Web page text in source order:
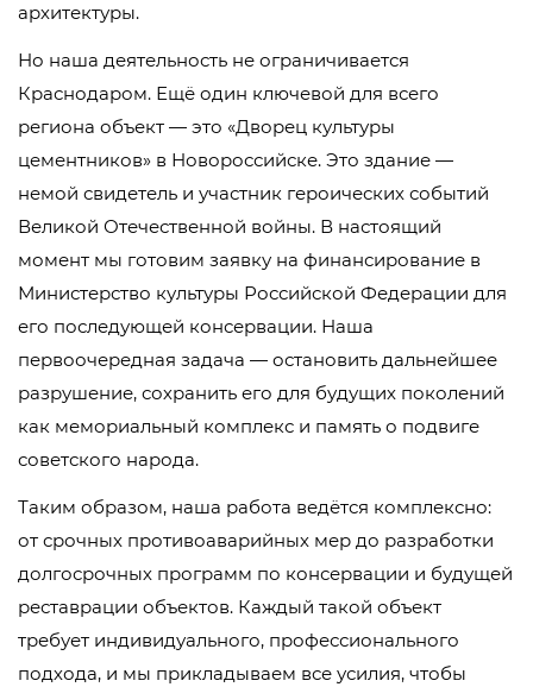
архитектуры.
Но наша деятельность не ограничивается
Краснодаром. Ещё один ключевой для всего
региона объект — это «Дворец культуры
цементников» в Новороссийске. Это здание —
немой свидетель и участник героических событий
Великой Отечественной войны. В настоящий
момент мы готовим заявку на финансирование в
Министерство культуры Российской Федерации для
его последующей консервации. Наша
первоочередная задача — остановить дальнейшее
разрушение, сохранить его для будущих поколений
как мемориальный комплекс и память о подвиге
советского народа.
Таким образом, наша работа ведётся комплексно:
от срочных противоаварийных мер до разработки
долгосрочных программ по консервации и будущей
реставрации объектов. Каждый такой объект
требует индивидуального, профессионального
подхода, и мы прикладываем все усилия, чтобы